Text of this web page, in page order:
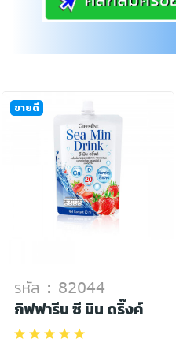
ขายดี
รหัส : 82044
กิฟฟารีน ซี มิน ดริ๊งค์